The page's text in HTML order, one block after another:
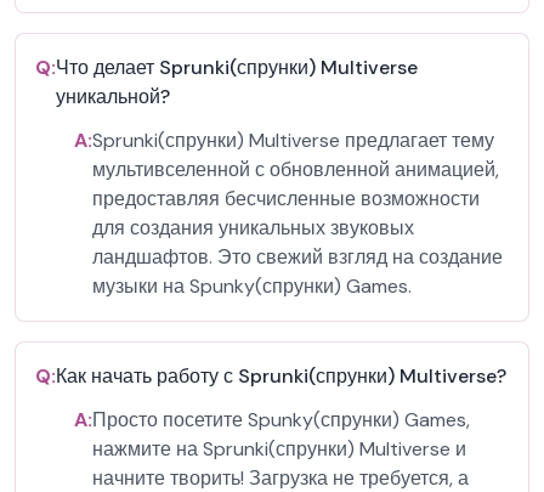
Q:Что делает Sprunki(спрунки) Multiverse
уникальной?
A:Sprunki(спрунки) Multiverse предлагает тему
мультивселенной с обновленной анимацией,
предоставляя бесчисленные возможности
для создания уникальных звуковых
ландшафтов. Это свежий взгляд на создание
музыки на Spunky(спрунки) Games.
Q:Как начать работу с Sprunki(спрунки) Multiverse?
A:Просто посетите Spunky(спрунки) Games,
нажмите на Sprunki(спрунки) Multiverse и
начните творить! Загрузка не требуется, а